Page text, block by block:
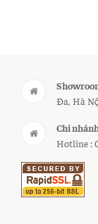
Đa, Hà
Chi
Hotline :